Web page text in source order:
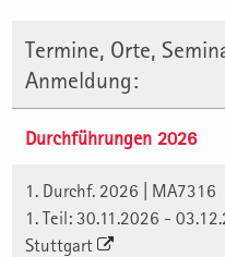
Termine, Orte,
Anmeldung:
Durchführungen 2026
1. Durchf. 2026 | MA7316
1. Teil: 30.11.2026 -
Stuttgart